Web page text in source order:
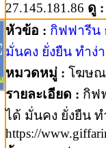
27.145.181.86 ดู :
หัวข้อ : กิฟฟารีน
มั่นคง ยั่งยืน ทำง่
หมวดหมู่ : โฆษ
รายละเอียด : กิฟ
ได้ มั่นคง ยั่งยืน
https://